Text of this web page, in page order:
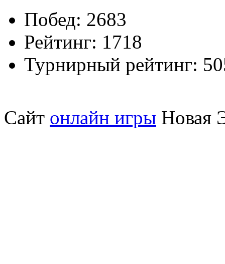
Побед: 2683
Рейтинг: 1718
Турнирный рейтинг:
Сайт онлайн игры Новая